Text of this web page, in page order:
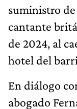
suministro
cantante
de 2024, al
hotel del
En diálogo
abogado